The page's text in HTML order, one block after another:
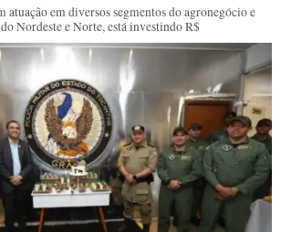
em diversos segmentos do agronegócio e
Nordeste e Norte, está investindo R$